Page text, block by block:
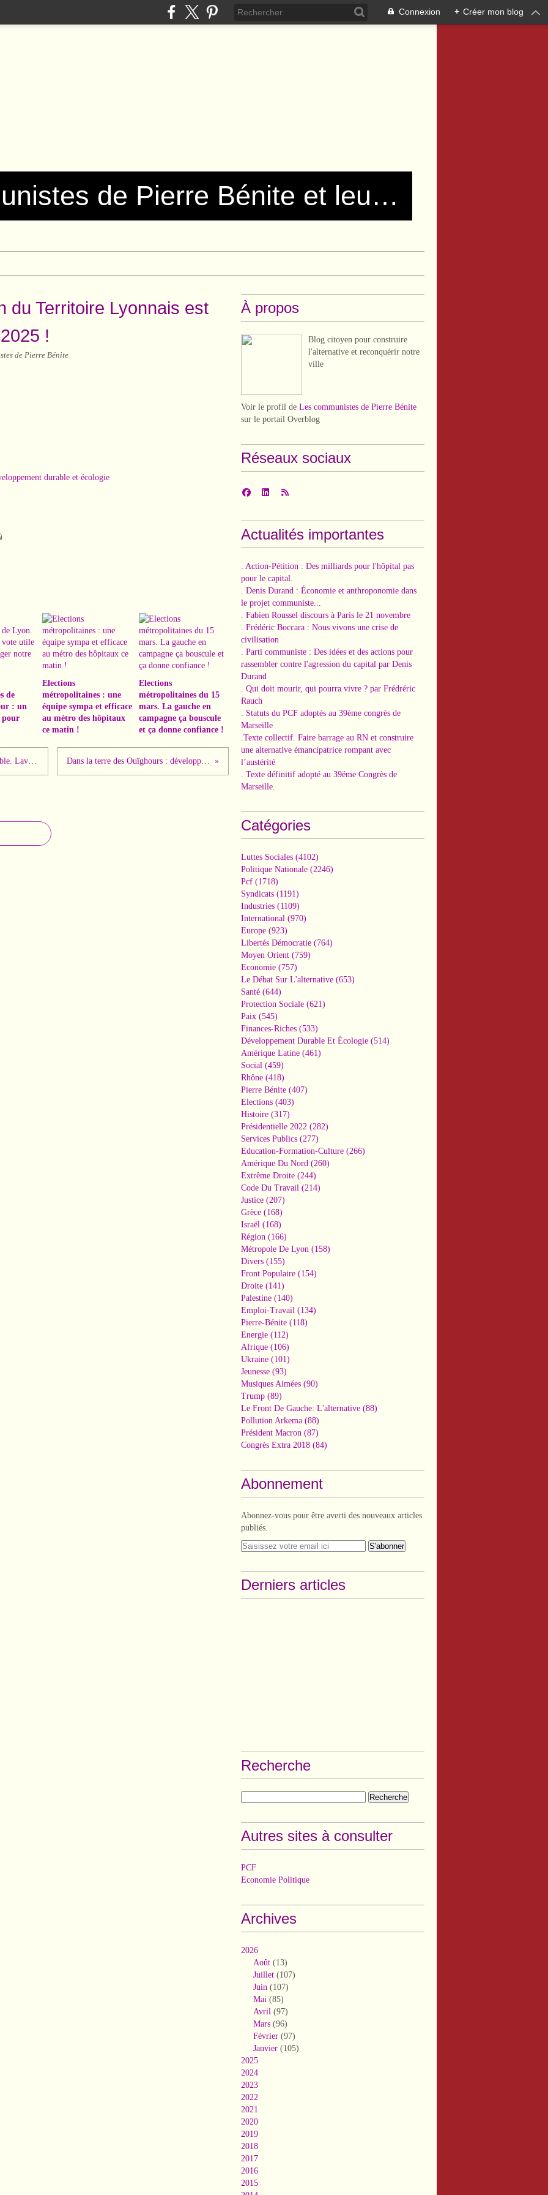
Connexion + Créer mon blog
Les communistes de Pierre Bénite et leurs amis !
du Territoire Lyonnais est
!
de Pierre Bénite
durable et écologie
de
: un
pour
Elections
métropolitaines : une
équipe sympa et efficace
au métro des hôpitaux
ce matin !
Elections
métropolitaines du 15
mars. La gauche en
campagne ça bouscule
et ça donne confiance !
La multipolarité est un choix irréversible. Lavrov analyse la situation internationale et explique pourquoi l’avenir appartient aux BRICS. Dans la terre des Ouïghours : développement intégral, investissement record et gouvernance responsable au Xinjiang
À propos
Blog citoyen pour construire
l'alternative et reconquérir notre
ville
Voir le profil de Les communistes de Pierre Bénite
sur le portail Overblog
Réseaux sociaux
Actualités importantes
. Action-Pétition : Des milliards pour l'hôpital pas
pour le capital.
. Denis Durand : Économie et anthroponomie dans
le projet communiste...
. Fabien Roussel discours à Paris le 21 novembre
. Frédéric Boccara : Nous vivons une crise de
civilisation
. Parti communiste : Des idées et des actions pour
rassembler contre l'agression du capital par Denis
Durand
. Qui doit mourir, qui pourra vivre ? par Frédréric
Rauch
. Statuts du PCF adoptés au 39ème congrès de
Marseille
.Texte collectif. Faire barrage au RN et construire
une alternative émancipatrice rompant avec
l’austérité
. Texte définitif adopté au 39éme Congrès de
Marseille.
Catégories
Luttes Sociales (4102)
Politique Nationale (2246)
Pcf (1718)
Syndicats (1191)
Industries (1109)
International (970)
Europe (923)
Libertés Démocratie (764)
Moyen Orient (759)
Economie (757)
Le Débat Sur L'alternative (653)
Santé (644)
Protection Sociale (621)
Paix (545)
Finances-Riches (533)
Développement Durable Et Écologie (514)
Amérique Latine (461)
Social (459)
Rhône (418)
Pierre Bénite (407)
Elections (403)
Histoire (317)
Présidentielle 2022 (282)
Services Publics (277)
Education-Formation-Culture (266)
Amérique Du Nord (260)
Extrême Droite (244)
Code Du Travail (214)
Justice (207)
Grèce (168)
Israël (168)
Région (166)
Métropole De Lyon (158)
Divers (155)
Front Populaire (154)
Droite (141)
Palestine (140)
Emploi-Travail (134)
Pierre-Bénite (118)
Energie (112)
Afrique (106)
Ukraine (101)
Jeunesse (93)
Musiques Aimées (90)
Trump (89)
Le Front De Gauche: L'alternative (88)
Pollution Arkema (88)
Président Macron (87)
Congrès Extra 2018 (84)
Abonnement
Abonnez-vous pour être averti des nouveaux articles
publiés.
Derniers articles
Recherche
Autres sites à consulter
PCF
Economie Politique
Archives
2026
Août (13)
Juillet (107)
Juin (107)
Mai (85)
Avril (97)
Mars (96)
Février (97)
Janvier (105)
2025
2024
2023
2022
2021
2020
2019
2018
2017
2016
2015